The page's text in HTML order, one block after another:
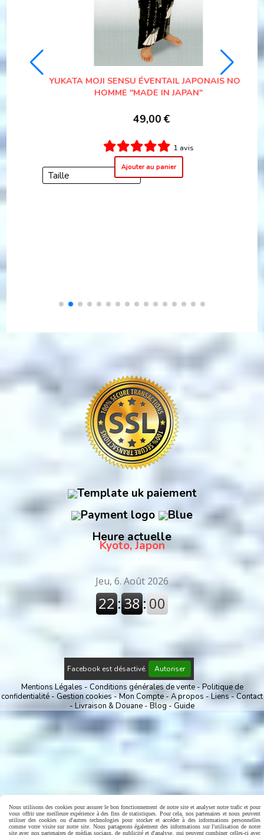
YUKATA HISHA HOMME
49,00€
Heure actuelle
Kyoto, Japon
Facebook est désactivé. Autoriser
Mentions Légales Conditions générales de vente
Politique de
confidentialité
Gestion cookies Mon Compte A propos Liens Contact
Livraison & Douane
Blog Guide
Nous utilisons des cookies pour assurer le bon fonctionnement de notre site et analyser notre trafic et pour
vous offrir une meilleure expérience à des fins de statistiques. Pour cela, nos partenaires et nous peuvent
utiliser des cookies ou d'autres technologies pour stocker et accéder à des informations personnelles
comme votre visite sur notre site. Nous partageons également des informations sur l'utilisation de notre
site avec nos partenaires de médias sociaux, de publicité et d'analyse, qui peuvent combiner celles-ci avec